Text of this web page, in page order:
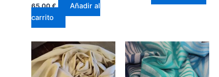
65,00€
Añadir al
carrito